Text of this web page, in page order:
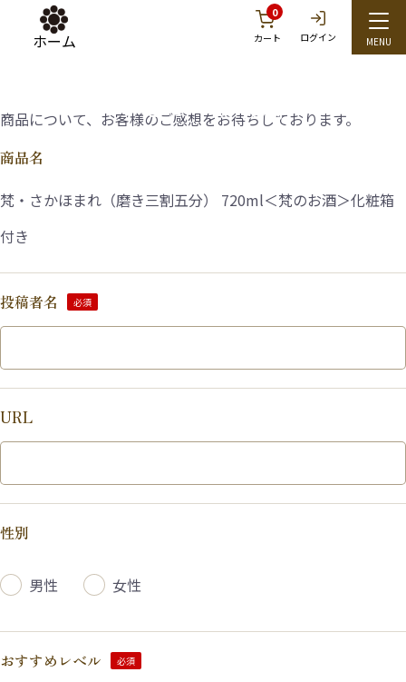
ホーム
0
カート ログイン
レビューを投稿
商品について、お客様のご感想をお待ちしております。
商品名
梵・さかほまれ（磨き三割五分） 720ml＜梵のお酒＞化粧箱
付き
投稿者名 必須
URL
性別
男性 女性
おすすめレベル 必須